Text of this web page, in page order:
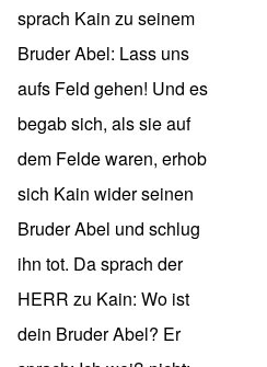
sprach Kain zu seinem
Bruder Abel: Lass uns
aufs Feld gehen! Und es
begab sich, als sie auf
dem Felde waren, erhob
sich Kain wider seinen
Bruder Abel und schlug
ihn tot. Da sprach der
HERR zu Kain: Wo ist
dein Bruder Abel? Er